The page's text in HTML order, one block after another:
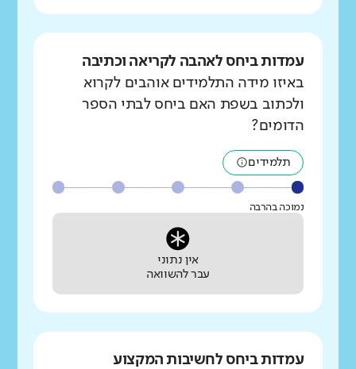
עמדות ביחס לאהבה לקריאה וכתיבה
באיזו מידה התלמידים אוהבים לקרוא
ולכתוב בשפת האם ביחס לבתי הספר
הדומים?
תלמידים
נמוכה בהרבה
אין נתוני
עבר להשוואה
עמדות ביחס לחשיבות המקצוע